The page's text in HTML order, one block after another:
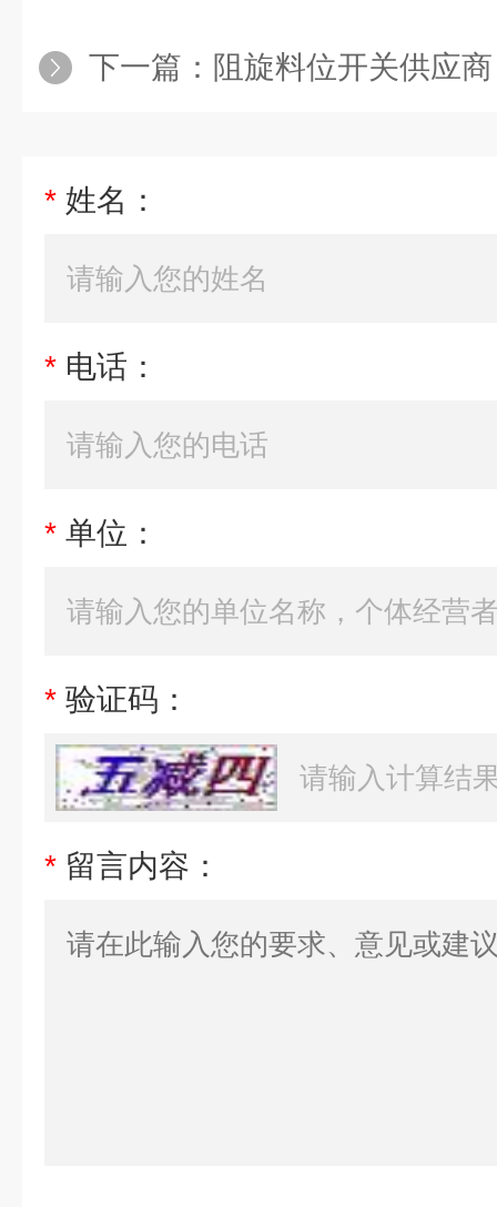
下一篇： 阻旋料位开关供应商
* 姓名：
* 电话：
* 单位：
* 验证码：
* 留言内容：